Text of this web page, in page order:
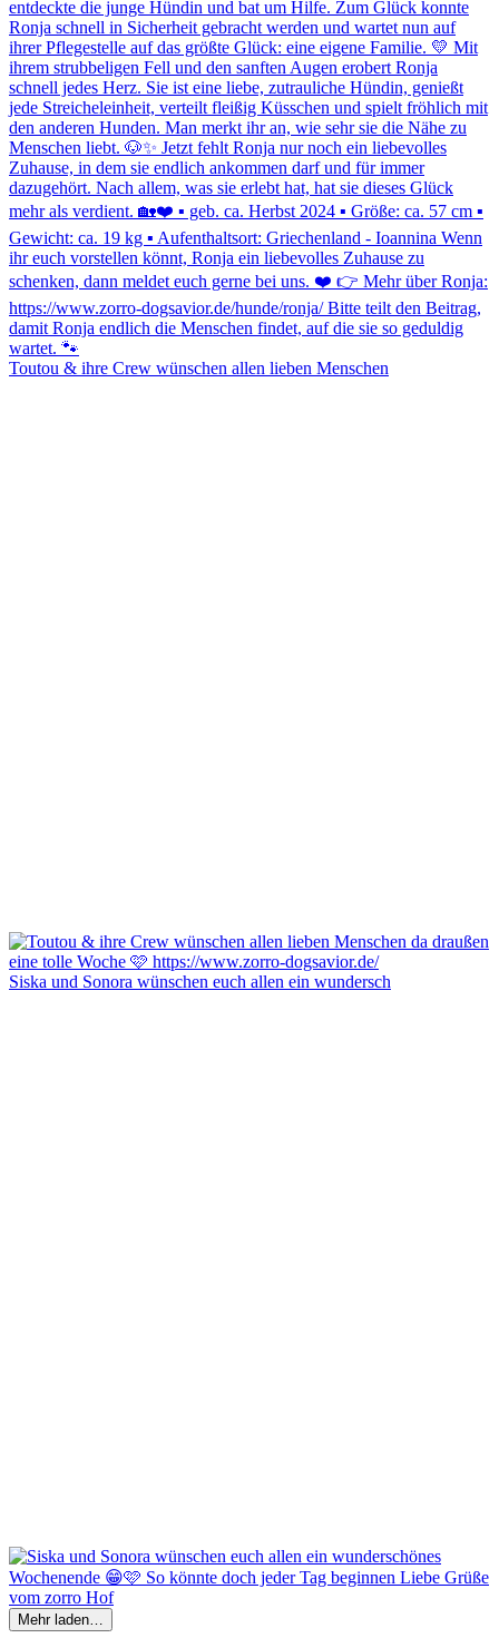
Toutou & ihre Crew wünschen allen lieben Menschen
Siska und Sonora wünschen euch allen ein wundersch
Mehr laden…